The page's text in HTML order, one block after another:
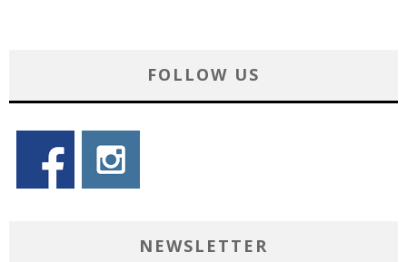
FOLLOW US
NEWSLETTER